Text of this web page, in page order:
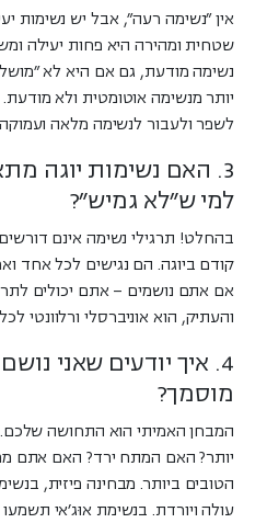
אין "נשימה רעה", אבל יש נשימות
שטחית ומהירה היא פחות יעילה
נשימה מודעת, גם אם היא לא
יותר מנשימה אוטומטית ולא מודעת
לשפר ולעבור לנשימה מלאה ועמוקה
3. האם נשימות יוגה
למי ש"לא גמיש"?
בהחלט! תרגילי נשימה אינם
קודם ביוגה. הם נגישים לכל אחד
אם אתם נושמים – אתם יכולים
והעתיק, הוא אוניברסלי ורלוונטי
4. איך יודעים שאני
מוסמך?
המבחן האמיתי הוא התחושה שלכם
יותר? האם המתח ירד? האם אתם
הטובים ביותר. מבחינה פיזית,
עולה ויורדת. בנשימת אוּג'אי